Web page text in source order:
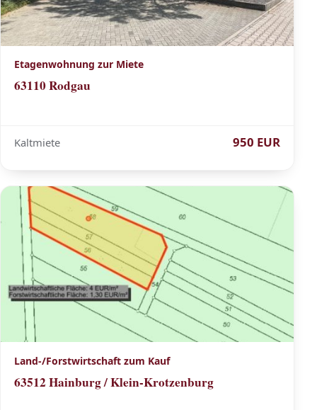
Etagenwohnung zur Miete
63110 Rodgau
Kaltmiete 950 EUR
Land-/Forstwirtschaft zum Kauf
63512 Hainburg / Klein-Krotzenburg